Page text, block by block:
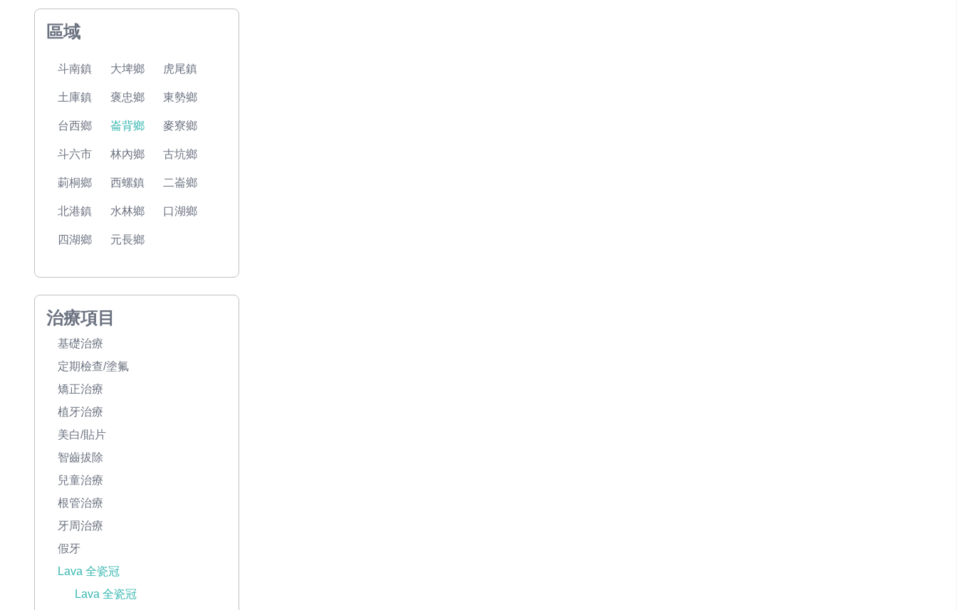
區域
斗南鎮 大埤鄉 虎尾鎮
土庫鎮 褒忠鄉 東勢鄉
台西鄉 崙背鄉 麥寮鄉
斗六市 林內鄉 古坑鄉
莿桐鄉 西螺鎮 二崙鄉
北港鎮 水林鄉 口湖鄉
四湖鄉 元長鄉
治療項目
基礎治療
定期檢查/塗氟
矯正治療
植牙治療
美白/貼片
智齒拔除
兒童治療
根管治療
牙周治療
假牙
Lava 全瓷冠
Lava 全瓷冠